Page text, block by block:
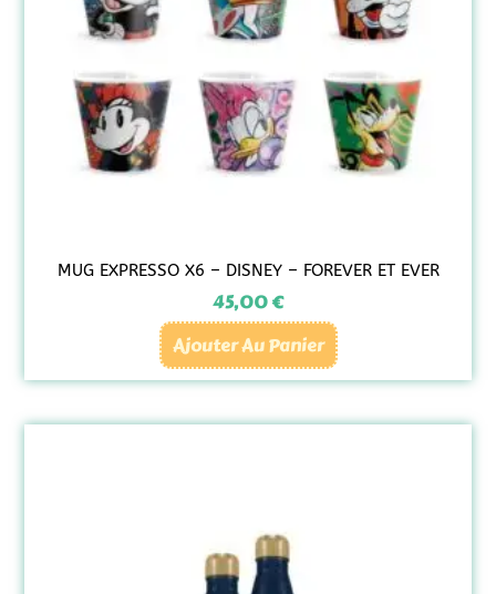
MUG EXPRESSO X6 – DISNEY – FOREVER ET EVER
45,00€
Ajouter Au Panier